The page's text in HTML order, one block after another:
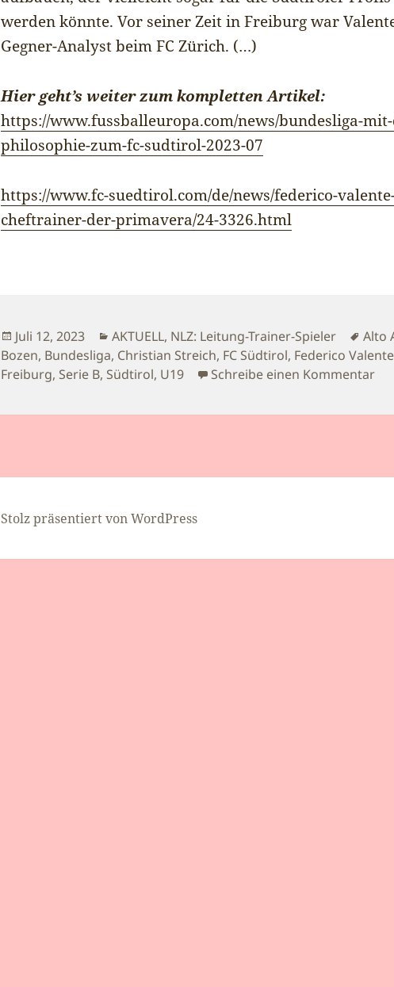
werden könnte. Vor seiner Zeit in Freiburg war
Gegner-Analyst beim FC Zürich. (…)
Hier geht’s weiter zum kompletten Artikel:
https://www.fussballeuropa.com/news/bundesliga-
philosophie-zum-fc-sudtirol-2023-07
https://www.fc-suedtirol.com/de/news/federico-
cheftrainer-der-primavera/24-3326.html
Veröffentlicht
am
Juli 12, 2023 Kategorien
AKTUELL, NLZ: Leitung-Trainer-Spieler Alto
Bozen, Bundesliga, Christian Streich, FC Südtirol, Federico Valente
Freiburg, Serie B, Südtirol, U19 Schreibe einen Kommentarzu
Stolz präsentiert von WordPress